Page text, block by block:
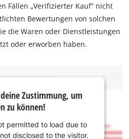
Fällen „Verifizierter Kauf“ nicht
Bewertungen von solchen
die Waren oder Dienstleistungen
oder erworben haben.
Zustimmung, um
zu können!
permitted to load due to
disclosed to the visitor.